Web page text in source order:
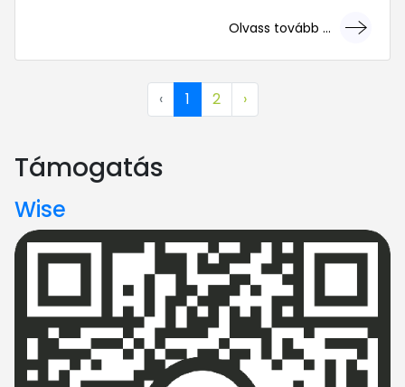
Olvass tovább ...
... mert megéri!
‹ 1 2 ›
Támogatás
Wise